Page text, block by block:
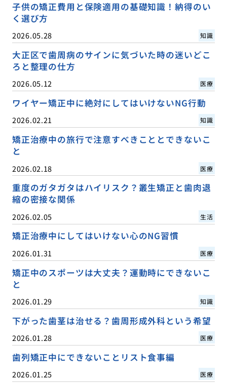
子供の矯正費用と保険適用の基礎知識！納得のい
く選び方
2026.05.28 知識
大正区で歯周病のサインに気づいた時の迷いどこ
ろと整理の仕方
2026.05.12 医療
ワイヤー矯正中に絶対にしてはいけないNG行動
2026.02.21 知識
矯正治療中の旅行で注意すべきこととできないこ
と
2026.02.18 医療
重度のガタガタはハイリスク？叢生矯正と歯肉退
縮の密接な関係
2026.02.05 生活
矯正治療中にしてはいけない心のNG習慣
2026.01.31 医療
矯正中のスポーツは大丈夫？運動時にできないこ
と
2026.01.29 知識
下がった歯茎は治せる？歯周形成外科という希望
2026.01.28 医療
歯列矯正中にできないことリスト食事編
2026.01.25 医療